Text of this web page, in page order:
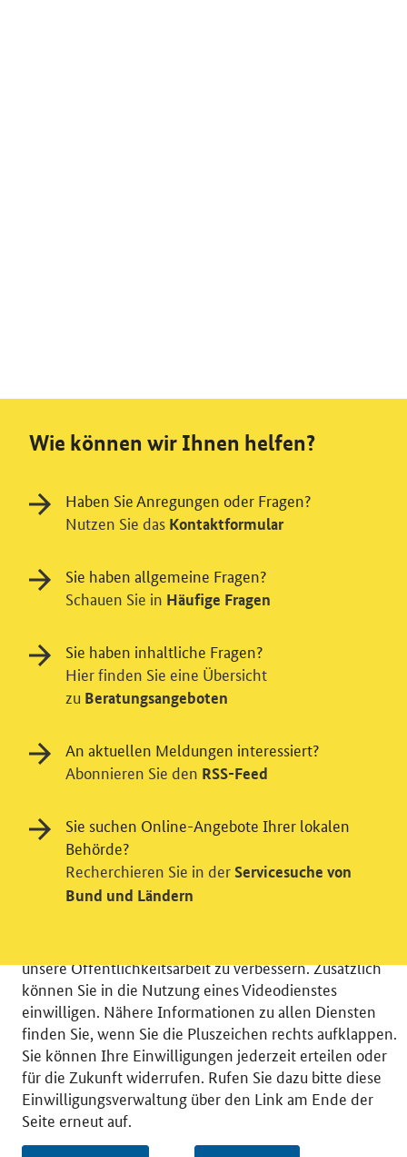
© 2026 Bundesministerium für Wirtschaft und Energie
RSS
Benutzerhinweise
Inhaltsverzeichnis
Impressum
Barrierefreiheit
Datenschutz
Einwilligungsverwaltung
Einwilligung in Tracking und / oder
Videodienst
Wir bitten Sie an dieser Stelle um Ihre Einwilligung für
verschiedene Zusatzdienste unserer Webseite: Wir
unsere Öffentlichkeitsarbeit zu verbessern. Zusätzlich
können Sie in die Nutzung eines Videodienstes
einwilligen. Nähere Informationen zu allen Diensten
finden Sie, wenn Sie die Pluszeichen rechts aufklappen.
Sie können Ihre Einwilligungen jederzeit erteilen oder
für die Zukunft widerrufen. Rufen Sie dazu bitte diese
Einwilligungsverwaltung über den Link am Ende der
Seite erneut auf.
Wie können wir Ihnen helfen?
Haben Sie Anregungen oder Fragen?
Nutzen Sie das Kontaktformular
Sie haben allgemeine Fragen?
Schauen Sie in Häufige Fragen
Sie haben inhaltliche Fragen?
Hier finden Sie eine Übersicht
zu Beratungsangeboten
An aktuellen Meldungen interessiert?
Abonnieren Sie den RSS-Feed
Sie suchen Online-Angebote Ihrer lokalen
Behörde?
Recherchieren Sie in der Servicesuche von
Bund und Ländern